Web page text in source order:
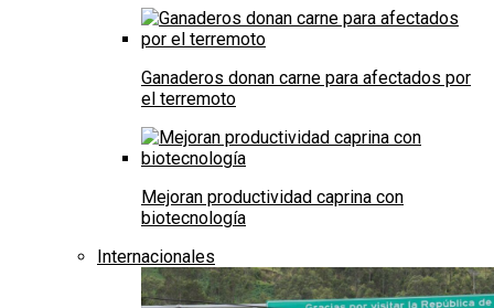
Ganaderos donan carne para afectados por
el terremoto
Mejoran productividad caprina con
biotecnología
Internacionales